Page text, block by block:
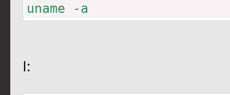
uname -a
I: